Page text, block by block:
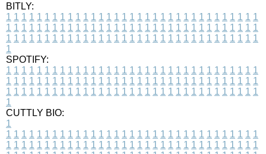
BITLY:
1 1 1 1 1 1 1 1 1 1 1 1 1 1 1 1 1 1 1 1 1 1 1 1 1 1 1 1 1 1 1 1 1
1 1 1 1 1 1 1 1 1 1 1 1 1 1 1 1 1 1 1 1 1 1 1 1 1 1 1 1 1 1 1 1 1
1 1 1 1 1 1 1 1 1 1 1 1 1 1 1 1 1 1 1 1 1 1 1 1 1 1 1 1 1 1 1 1 1
1
SPOTIFY:
1 1 1 1 1 1 1 1 1 1 1 1 1 1 1 1 1 1 1 1 1 1 1 1 1 1 1 1 1 1 1 1 1
1 1 1 1 1 1 1 1 1 1 1 1 1 1 1 1 1 1 1 1 1 1 1 1 1 1 1 1 1 1 1 1 1
1 1 1 1 1 1 1 1 1 1 1 1 1 1 1 1 1 1 1 1 1 1 1 1 1 1 1 1 1 1 1 1 1
1
CUTTLY BIO:
1
1 1 1 1 1 1 1 1 1 1 1 1 1 1 1 1 1 1 1 1 1 1 1 1 1 1 1 1 1 1 1 1 1
1 1 1 1 1 1 1 1 1 1 1 1 1 1 1 1 1 1 1 1 1 1 1 1 1 1 1 1 1 1 1 1 1